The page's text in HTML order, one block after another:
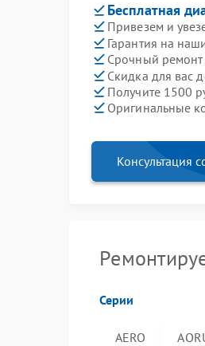
Бесплатная
Привезем и
Гарантия на
Срочный ремонт
Скидка для вас
Получите 1500
Оригинальные
Консультация
Серии
AERO